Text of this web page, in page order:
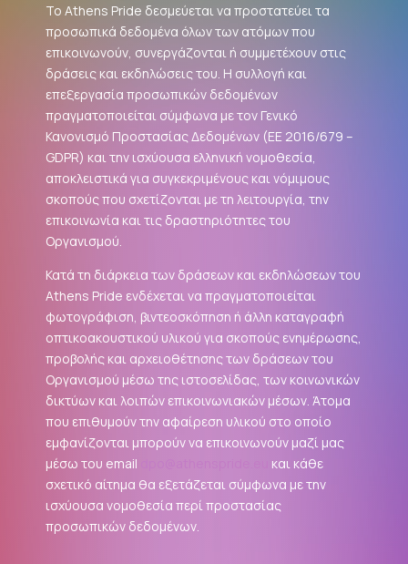
Το Athens Pride δεσμεύεται να προστατεύει τα
προσωπικά δεδομένα όλων των ατόμων που
επικοινωνούν, συνεργάζονται ή συμμετέχουν στις
δράσεις και εκδηλώσεις του. Η συλλογή και
επεξεργασία προσωπικών δεδομένων
πραγματοποιείται σύμφωνα με τον Γενικό
Κανονισμό Προστασίας Δεδομένων (ΕΕ 2016/679 –
GDPR) και την ισχύουσα ελληνική νομοθεσία,
αποκλειστικά για συγκεκριμένους και νόμιμους
σκοπούς που σχετίζονται με τη λειτουργία, την
επικοινωνία και τις δραστηριότητες του
Οργανισμού.
Κατά τη διάρκεια των δράσεων και εκδηλώσεων του
Athens Pride ενδέχεται να πραγματοποιείται
φωτογράφιση, βιντεοσκόπηση ή άλλη καταγραφή
οπτικοακουστικού υλικού για σκοπούς ενημέρωσης,
προβολής και αρχειοθέτησης των δράσεων του
Οργανισμού μέσω της ιστοσελίδας, των κοινωνικών
δικτύων και λοιπών επικοινωνιακών μέσων. Άτομα
που επιθυμούν την αφαίρεση υλικού στο οποίο
εμφανίζονται μπορούν να επικοινωνούν μαζί μας
μέσω του email
και κάθε
σχετικό αίτημα θα εξετάζεται σύμφωνα με την
ισχύουσα νομοθεσία περί προστασίας
προσωπικών δεδομένων.